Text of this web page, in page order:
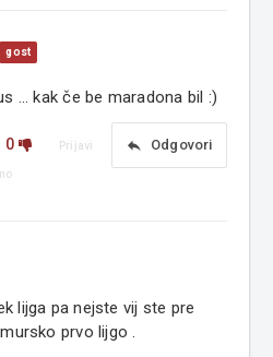
gost
... kak če be maradona bil :)
0 reply Odgovori
Prijavi
lijga pa nejste vij ste pre
prvo lijgo .